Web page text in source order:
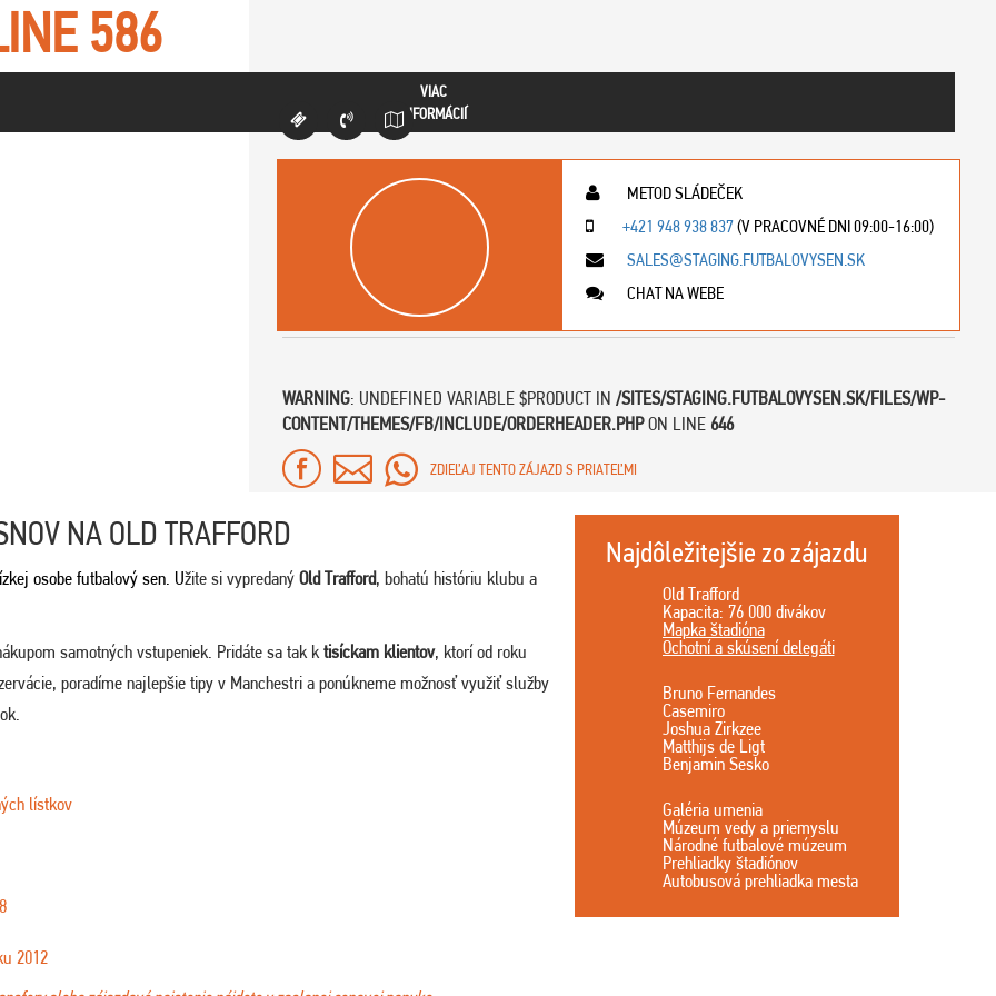
586
VIAC
INFORMÁCIÍ
METOD SLÁDEČEK
+421 948 938 837(V PRACOVNÉ DNI 09:00-16:00)
SALES@STAGING.FUTBALOVYSEN.SK
CHAT NA WEBE
WARNING: UNDEFINED VARIABLE $PRODUCT IN /SITES/STAGING.FUTBALOVYSEN.SK/FILES/WP-
CONTENT/THEMES/FB/INCLUDE/ORDERHEADER.PHPON LINE 646
ZDIEĽAJ TENTO ZÁJAZD S PRIATEĽMI
NA OLD TRAFFORD
osobe futbalový sen. Užite si vypredaný Old Trafford, bohatú históriu klubu a
samotných vstupeniek. Pridáte sa tak ktisíckam klientov, ktorí od roku
poradíme najlepšie tipy v Manchestri a ponúkneme možnosť využiť služby
lístkov
2012
Najdôležitejšie zo zájazdu
Old Trafford
Kapacita: 76 000 divákov
Mapka štadióna
Ochotní a skúsení delegáti
Bruno Fernandes
Casemiro
Joshua Zirkzee
Matthijs de Ligt
Benjamin Sesko
Galéria umenia
Múzeum vedy a priemyslu
Národné futbalové múzeum
Prehliadky štadiónov
Autobusová prehliadka mesta